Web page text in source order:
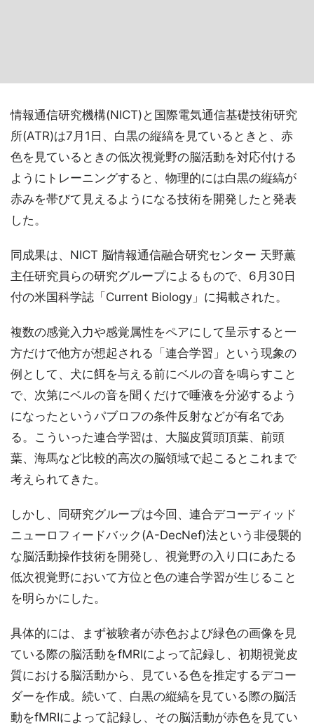
情報通信研究機構(NICT)と国際電気通信基礎技術研究
所(ATR)は7月1日、白黒の縦縞を見ているときと、赤
色を見ているときの低次視覚野の脳活動を対応付ける
ようにトレーニングすると、物理的には白黒の縦縞が
赤みを帯びて見えるようになる技術を開発したと発表
した。
同成果は、NICT 脳情報通信融合研究センター 天野薫
主任研究員らの研究グループによるもので、6月30日
付の米国科学誌「Current Biology」に掲載された。
複数の感覚入力や感覚属性をペアにして呈示すると一
方だけで他方が想起される「連合学習」という現象の
例として、犬に餌を与える前にベルの音を鳴らすこと
で、次第にベルの音を聞くだけで唾液を分泌するよう
になったというパブロフの条件反射などが有名であ
る。こういった連合学習は、大脳皮質頭頂葉、前頭
葉、海馬など比較的高次の脳領域で起こるとこれまで
考えられてきた。
しかし、同研究グループは今回、連合デコーディッド
ニューロフィードバック(A-DecNef)法という非侵襲的
な脳活動操作技術を開発し、視覚野の入り口にあたる
低次視覚野において方位と色の連合学習が生じること
を明らかにした。
具体的には、まず被験者が赤色および緑色の画像を見
ている際の脳活動をfMRIによって記録し、初期視覚皮
質における脳活動から、見ている色を推定するデコー
ダーを作成。続いて、白黒の縦縞を見ている際の脳活
動をfMRIによって記録し、その脳活動が赤色を見てい